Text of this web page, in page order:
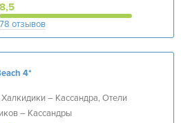
8,5
78 отзывов
4*
Халкидики – Кассандра, Отели
– Кассандры